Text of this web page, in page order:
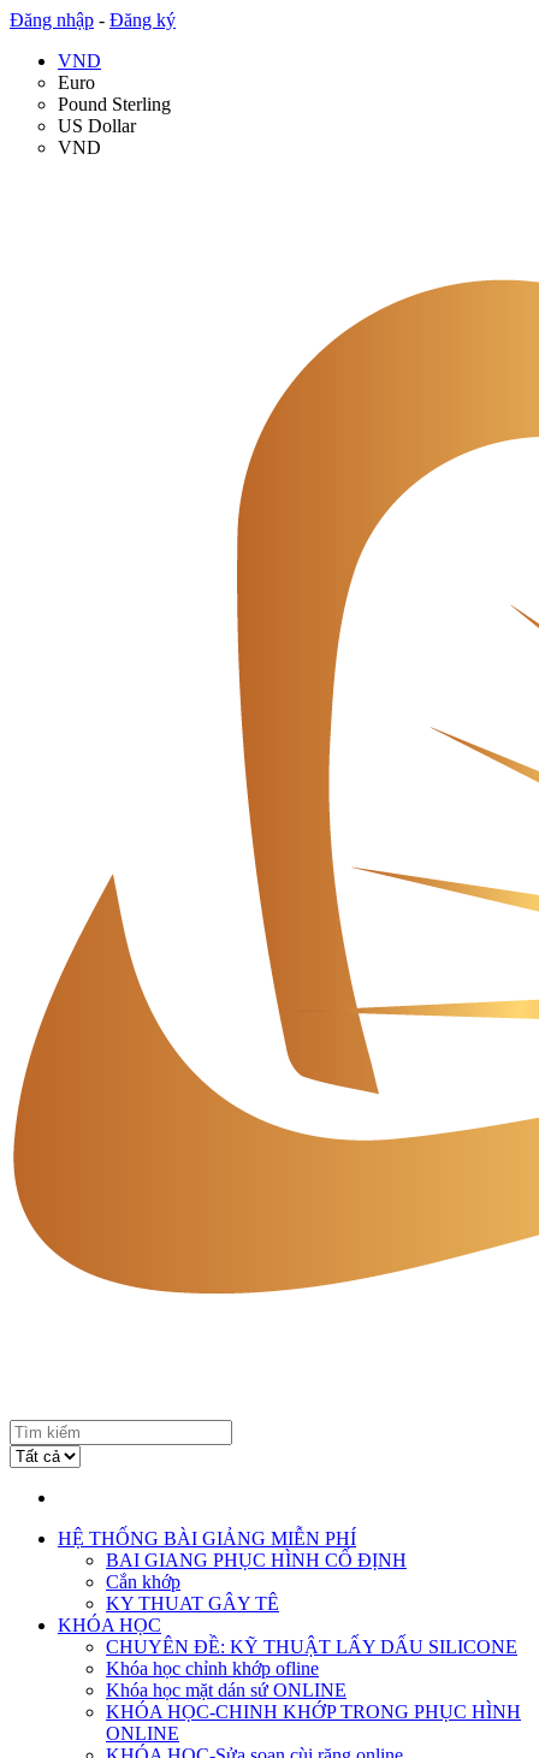
Đăng nhập - Đăng ký
VND
Euro
Pound Sterling
US Dollar
VND
HỆ THỐNG BÀI GIẢNG MIỄN PHÍ
BAI GIANG PHỤC HÌNH CỐ ĐỊNH
Cắn khớp
KY THUAT GÂY TÊ
KHÓA HỌC
CHUYÊN ĐỀ: KỸ THUẬT LẤY DẤU SILICONE
Khóa học chỉnh khớp ofline
Khóa học mặt dán sứ ONLINE
KHÓA HỌC-CHINH KHỚP TRONG PHỤC HÌNH
ONLINE